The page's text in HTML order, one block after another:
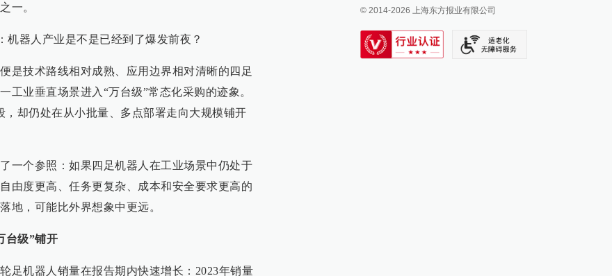
一。
机器人产业是不是已经到了爆发前夜？
是技术路线相对成熟、应用边界相对清晰的四足
工业垂直场景进入“万台级”常态化采购的迹象。
，却仍处在从小批量、多点部署走向大规模铺开
一个参照：如果四足机器人在工业场景中仍处于
由度更高、任务更复杂、成本和安全要求更高的
地，可能比外界想象中更远。
台级”铺开
足机器人销量在报告期内快速增长：2023年销量
IP SHANGHAI
SIXTH TONE
© 2014-2026 上海东方报业有限公司